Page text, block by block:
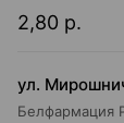
2,80 р.
ул.
Белфармация